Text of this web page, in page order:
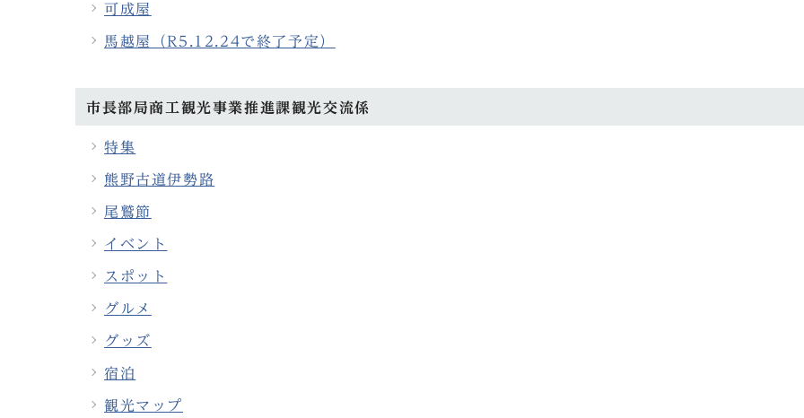
可成屋
馬越屋（R5.12.24で終了予定）
市長部局商工観光事業推進課観光交流係
特集
熊野古道伊勢路
尾鷲節
イベント
スポット
グルメ
グッズ
宿泊
観光マップ